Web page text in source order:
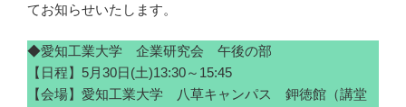
てお知らせいたします。
◆愛知工業大学 企業研究会 午後の部
【日程】5月30日(土)13:30～15:45
【会場】愛知工業大学 八草キャンパス 鉀徳館（講堂